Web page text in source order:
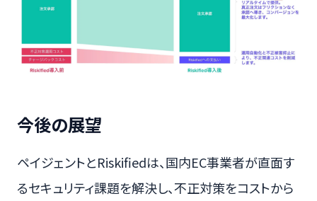
今後の展望
ペイジェントとRiskifiedは、国内EC事業者が直面す
るセキュリティ課題を解決し、不正対策をコストから